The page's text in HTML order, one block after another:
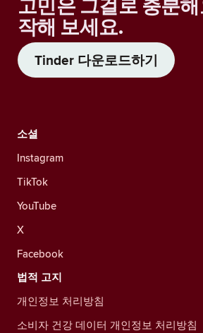
고민은 그걸로 충분해
작해 보세요.
Tinder 다운로드하기
소셜
Instagram
TikTok
YouTube
X
Facebook
법적 고지
개인정보 처리방침
소비자 건강 데이터 개인정보 처리방침